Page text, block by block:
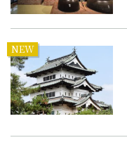
NEW